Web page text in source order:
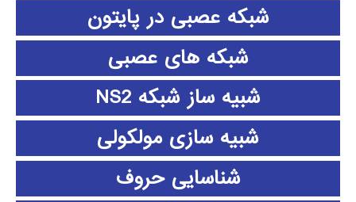
شبکه عصبی در پایتون
شبکه های عصبی
شبیه ساز شبکه NS2
شبیه سازی مولکولی
شناسایی حروف